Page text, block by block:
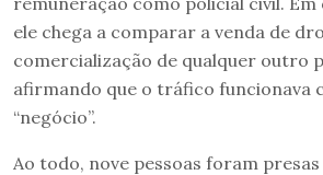
ele chega a comparar a venda de
comercialização de qualquer outro
afirmando que o tráfico funcionava
“negócio”.
Ao todo, nove pessoas foram